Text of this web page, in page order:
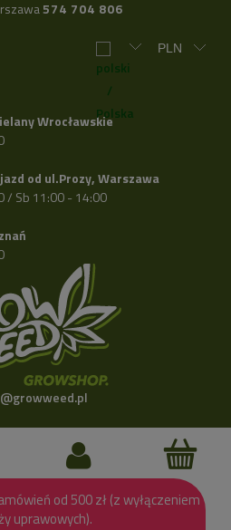
574 704 806
Wrocławskie
od ul.Prozy, Warszawa
/ Sb 11:00 - 14:00
od 500 zł (z wyłączeniem
uprawowych).